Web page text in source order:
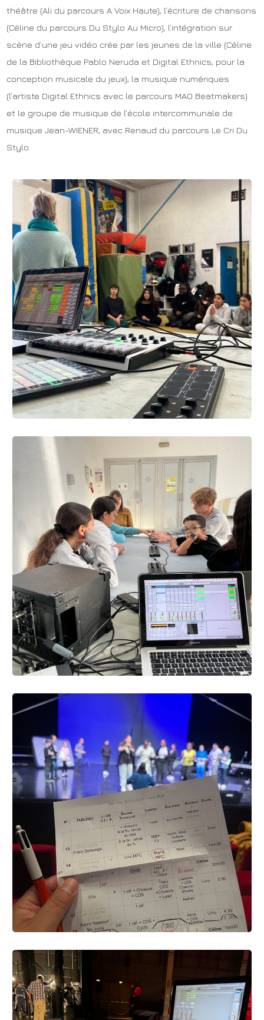
théâtre (Ali du parcours A Voix Haute), l’écriture de chansons
(Céline du parcours Du Stylo Au Micro), l’intégration sur
scène d’une jeu vidéo crée par les jeunes de la ville (Céline
de la Bibliothèque Pablo Neruda et Digital Ethnics, pour la
conception musicale du jeux), la musique numériques
(l’artiste Digital Ethnics avec le parcours MAO Beatmakers)
et le groupe de musique de l’école intercommunale de
musique Jean-WIENER, avec Renaud du parcours Le Cri Du
Stylo.